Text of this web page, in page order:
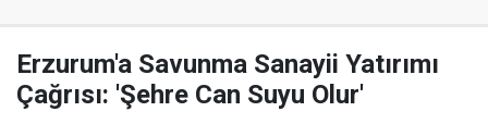
Erzurum'a Savunma Sanayii Yatırımı
Çağrısı: 'Şehre Can Suyu Olur'